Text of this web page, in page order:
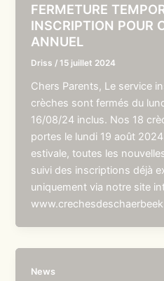
FERMETURE
INSCRIPTION POUR
ANNUEL
Driss /15 juillet 2024
Chers Parents, Le service
crèches sont fermés du
16/08/24 inclus. Nos 18
portes le lundi 19 août
estivale, toutes les
suivi des inscriptions déjà
uniquement via notre site
News